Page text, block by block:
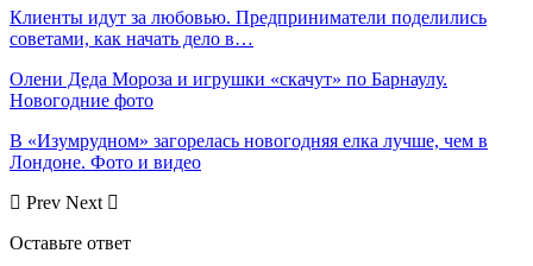
Клиенты идут за любовью. Предприниматели поделились
советами, как начать дело в…
Олени Деда Мороза и игрушки «скачут» по Барнаулу.
Новогодние фото
В «Изумрудном» загорелась новогодняя елка лучше, чем в
Лондоне. Фото и видео
Prev Next
Оставьте ответ